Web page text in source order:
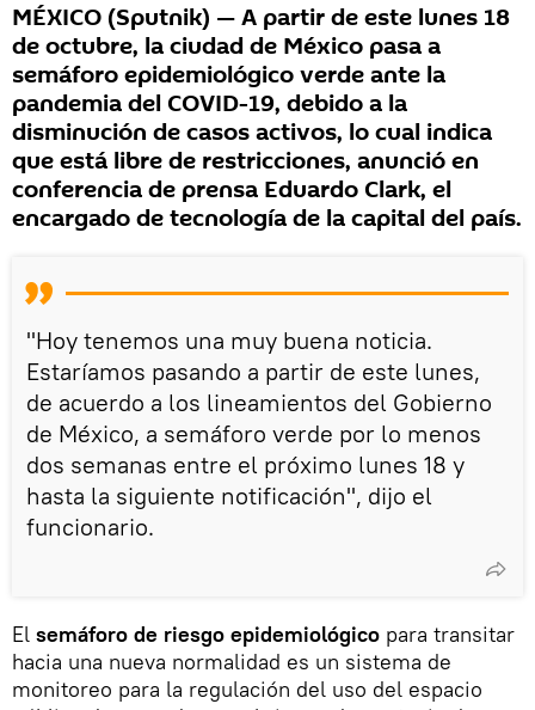
MÉXICO (Sputnik) — A partir de este lunes 18
de octubre, la ciudad de México pasa a
semáforo epidemiológico verde ante la
pandemia del COVID-19, debido a la
disminución de casos activos, lo cual indica
que está libre de restricciones, anunció en
conferencia de prensa Eduardo Clark, el
encargado de tecnología de la capital del país.
"Hoy tenemos una muy buena noticia.
Estaríamos pasando a partir de este lunes,
de acuerdo a los lineamientos del Gobierno
de México, a semáforo verde por lo menos
dos semanas entre el próximo lunes 18 y
hasta la siguiente notificación", dijo el
funcionario.
El semáforo de riesgo epidemiológico para transitar
hacia una nueva normalidad es un sistema de
monitoreo para la regulación del uso del espacio